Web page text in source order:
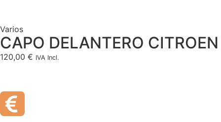
Varios
CAPO DELANTERO CITROEN
120,00 € IVA Incl.